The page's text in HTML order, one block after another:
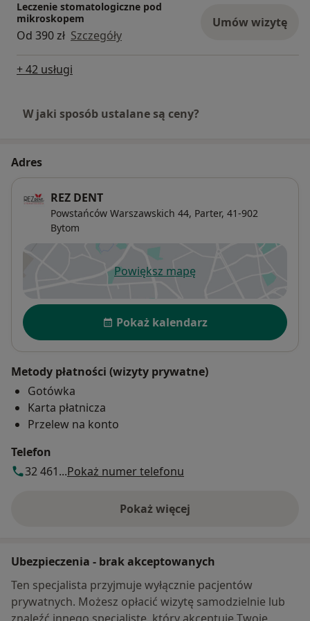
planowanym leczeniem protetycznym
plastyka kości wyrostka zębodołowego przed
plastyka połączenia ustno-zatokowego
przeszczepy łącznotkankowe w pokrywaniu recesji
Przeszczepy łącznotkankowe
plastyka guza szczęki i okolicy trójkąta
zatrzonowcowego
chirurgiczne wydłużanie koron klinicznych zębów
zachowawcze i chirurgiczne leczenie chorób przyzębia
chirurgiczne leczenie implantologiczne
kiretaż otwarty całego wyrostka zębodołowego
leczenie chirurgiczne przyzębia
plastyka przyczepów mięśni bródkowych przed
planowanym leczeniem protetycznym
tamowanie krwotoków po zabiegach chirurgicznych w
jamie ustnej
sondowanie przewodów wyprowadzających
gruczołów ślinowych
replantacje zębów całkowicie zwichniętych z powodu
urazu
usuwanie przepchniętych korzeni ze światła zatoki
szczękowej
usuwanie kamieni z przewodów wyprowadzających
piezochirurgiczne wspomaganie leczenia
ekstruzja ortodontyczna
augmentacja
regeneracja
podniesienie zatoki otwarte
Leczenie stomatologiczne pod
mikroskopem
Od 390 zł Szczegóły
Umów wizytę
+ 42 usługi
W jaki sposób ustalane są ceny?
Adres
REZ DENT
Powstańców Warszawskich 44, Parter, 41-902
Bytom
Powiększ mapęotwiera się w nowej karcie
Dostępność
Pokaż kalendarz
Metody płatności (wizyty prywatne)
Gotówka
Karta płatnicza
Przelew na konto
Telefon
32 461...Pokaż numer telefonu
Pokaż więcej
o adresie
Ubezpieczenia - brak akceptowanych
Ten specjalista przyjmuje wyłącznie pacjentów
prywatnych. Możesz opłacić wizytę samodzielnie lub
znaleźć innego specjalistę, który akceptuje Twoje